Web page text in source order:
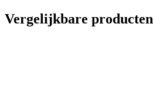
Vergelijkbare producten